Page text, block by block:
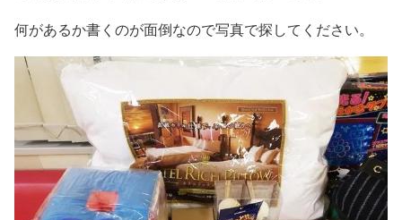
何があるか書くのが面倒なので写真で探してください。